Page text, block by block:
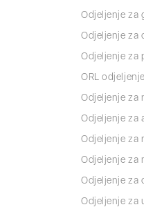
Odjeljenje za
Odjeljenje za
Odjeljenje za
ORL odjeljenje
Odjeljenje za
Odjeljenje za
Odjeljenje za
Odjeljenje za
Odjeljenje za
Odjeljenje za